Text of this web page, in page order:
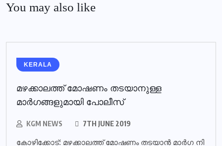
You may also like
KERALA
മഴക്കാലത്ത് മോഷണം തടയാനുള്ള
മാര്‍ഗങ്ങളുമായി പോലീസ്‌
KGM NEWS 7TH JUNE 2019
കോ​ഴി​ക്കോ​ട്: മ​ഴ​ക്കാ​ല​ത്ത് മോ​ഷ​ണം ത​ട​യാ​ന്‍ മാ​ര്‍​ഗ നി​